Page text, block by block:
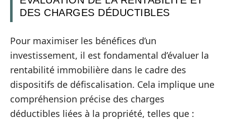
DES CHARGES DÉDUCTIBLES
Pour maximiser les bénéfices d’un
investissement, il est fondamental d’évaluer la
rentabilité immobilière dans le cadre des
dispositifs de défiscalisation. Cela implique une
compréhension précise des charges
déductibles liées à la propriété, telles que :